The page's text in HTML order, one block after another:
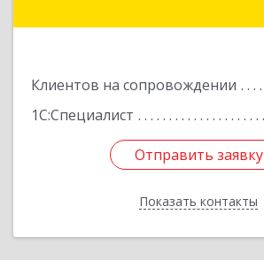
Клиентов на сопровождении
1С:Специалист
Отправить заявку
Показать контакты
Отправить заявку
Назад